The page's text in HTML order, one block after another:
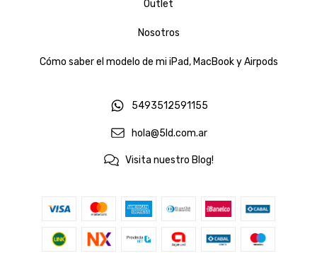
Outlet
Nosotros
Cómo saber el modelo de mi iPad, MacBook y Airpods
5493512591155
hola@5ld.com.ar
Visita nuestro Blog!